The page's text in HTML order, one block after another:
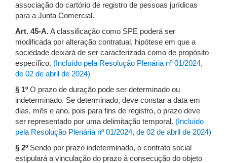
associação do cartório de registro de pessoas jurídicas
para a Junta Comercial.
Art. 45-A.A classificação como SPE poderá ser
modificada por alteração contratual, hipótese em que a
sociedade deixará de ser caracterizada como de propósito
específico. (Incluído pela Resolução Plenária nº 01/2024,
de 02 de abril de 2024)
§ 1ºO prazo de duração pode ser determinado ou
indeterminado. Se determinado, deve constar a data em
dias, mês e ano, pois para fins de registro, o prazo deve
ser representado por uma delimitação temporal. (Incluído
pela Resolução Plenária nº 01/2024, de 02 de abril de 2024)
§ 2ºSendo por prazo indeterminado, o contrato social
estipulará a vinculação do prazo à consecução do objeto